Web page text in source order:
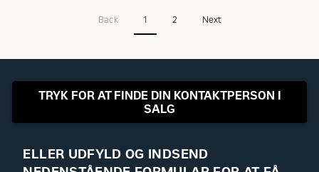
Back 1 2 Next
TRYK FOR AT FINDE DIN KONTAKTPERSON I
SALG
ELLER UDFYLD OG INDSEND